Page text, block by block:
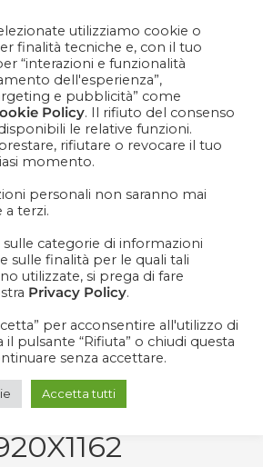
mondo Cisapaper! Resta aggiornato
promo promo promoooooo!
ALLA NEWSLETTER
utilizziamo cookie o
finalità tecniche e, con il tuo
“interazioni e funzionalità
dell'esperienza”,
e pubblicità” come
Policy. Il rifiuto del consenso
le relative funzioni.
rifiutare o revocare il tuo
momento.
personali non saranno mai
a terzi.
categorie di informazioni
sulle finalità per le quali tali
utilizzate, si prega di fare
Privacy Policy.
per acconsentire all'utilizzo di
pulsante “Rifiuta” o chiudi questa
senza accettare.
Accetta tutti
+39 081 1857 2119